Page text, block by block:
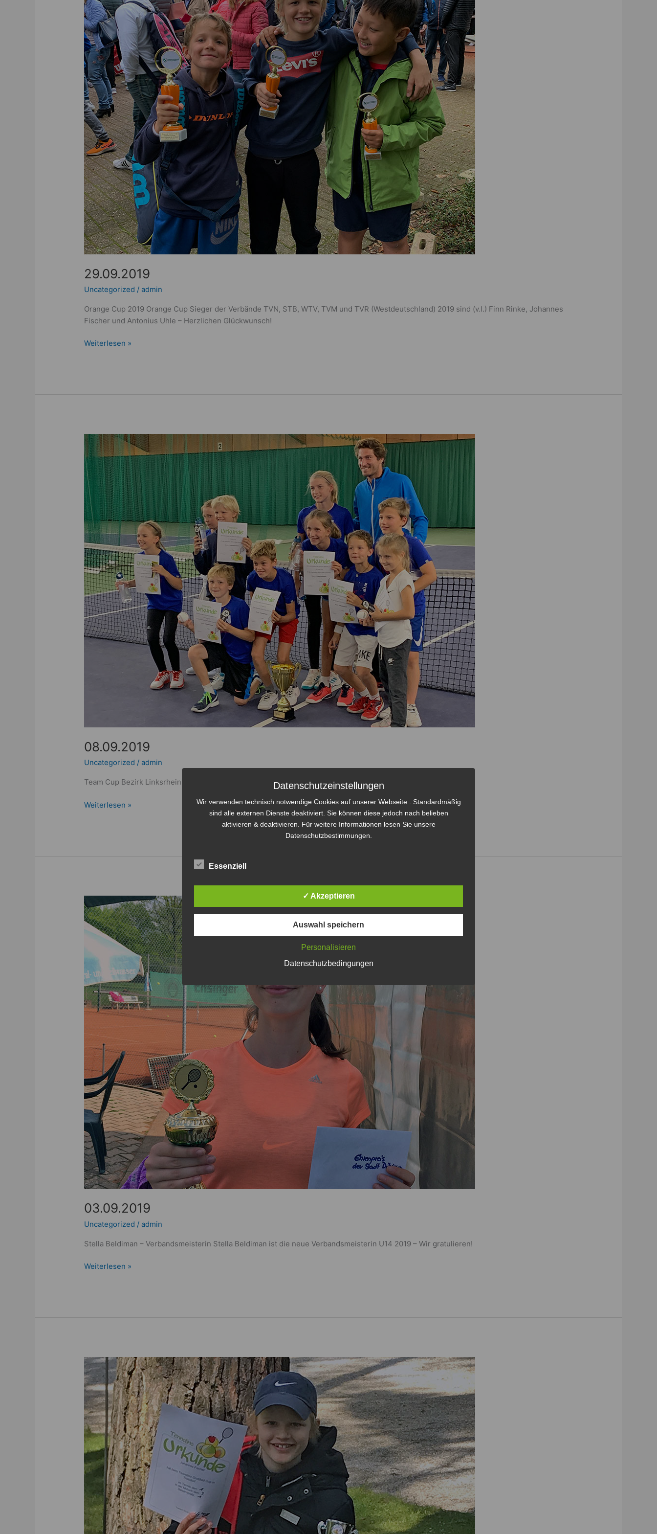
29.09.2019
Uncategorized /admin
Orange Cup 2019 Orange Cup Sieger der Verbände TVN, STB, WTV, TVM und TVR (Westdeutschland) 2019 sind (v.l.) Finn Rinke, Johannes
Fischer und Antonius Uhle – Herzlichen Glückwunsch!
Weiterlesen »
08.09.2019
Uncategorized /admin
Team Cup Bezirk Linksrheinisch wurde mit Johannes Fischer Sieger im Team Cup – Wir gratulieren!
08.09.2019
Weiterlesen »
03.09.2019
Uncategorized /admin
Stella Beldiman – Verbandsmeisterin Stella Beldiman ist die neue Verbandsmeisterin U14 2019 – Wir gratulieren!
03.09.2019
Weiterlesen »
05.05.2019
Datenschutzeinstellungen
Wir verwenden technisch notwendige Cookies auf unserer Webseite . Standardmäßig
sind alle externen Dienste deaktiviert. Sie können diese jedoch nach belieben
aktivieren & deaktivieren. Für weitere Informationen lesen Sie unsere
Datenschutzbestimmungen
Essenziell
✓ Akzeptieren
Auswahl speichern
Personalisieren
Datenschutzbedingungen